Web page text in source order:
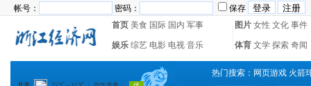
帐号： 密码：
保存
首页 美食 国际 国内 军事 图片 女性 文化 事件
娱乐 综艺 电影 电视 音乐 体育 文学 探索 奇闻
热门搜索： 网页游戏 火箭